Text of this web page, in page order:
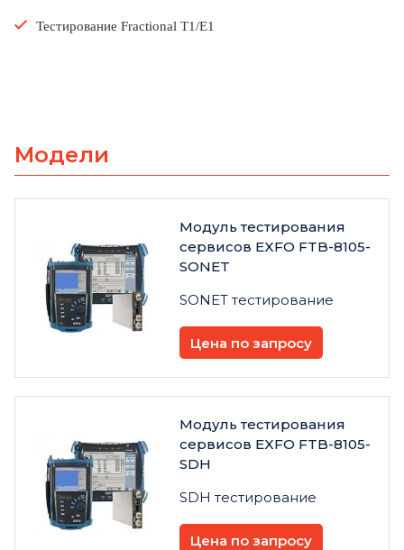
Тестирование Fractional T1/E1
Модели
Модуль тестирования
сервисов EXFO FTB-8105-
SONET
SONET тестирование
Цена по запросу
Модуль тестирования
сервисов EXFO FTB-8105-
SDH
SDH тестирование
Цена по запросу